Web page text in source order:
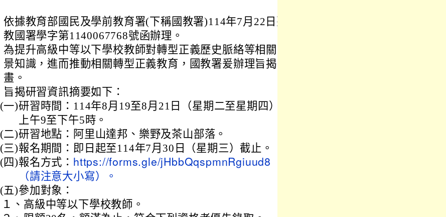
依據教育部國民及學前教育署(下稱國教署)114年7月22日臺
教國署學字第1140067768號函辦理。
為提升高級中等以下學校教師對轉型正義歷史脈絡等相關背
景知識，進而推動相關轉型正義教育，國教署爰辦理旨揭計
畫。
旨揭研習資訊摘要如下：
(一)研習時間：114年8月19至8月21日（星期二至星期四）
上午9至下午5時。
(二)研習地點：阿里山達邦、樂野及茶山部落。
(三)報名期間：即日起至114年7月30日（星期三）截止。
(四)報名方式： https://forms.gle/jHbbQqspmnRgiuud8
（請注意大小寫）。
(五)參加對象：
１、 高級中等以下學校教師。